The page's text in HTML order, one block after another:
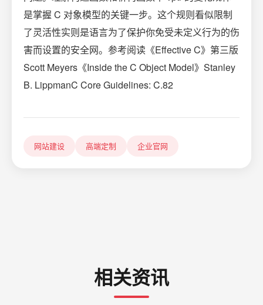
是掌握 C 对象模型的关键一步。这个规则看似限制
了灵活性实则是语言为了保护你免受未定义行为的伤
害而设置的安全网。参考阅读《Effective C》第三版
Scott Meyers《Inside the C Object Model》Stanley
B. LippmanC Core Guidelines: C.82
网站建设 高端定制 企业官网
相关资讯